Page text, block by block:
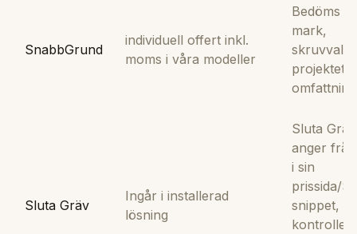
SnabbGrund
individuell offert inkl.
moms i våra modeller
Bedöms
mark,
skruvval
projektets
omfattning
Sluta Gräv
Ingår i installerad
lösning
Sluta Gräv
anger
i sin
prissida/
snippet,